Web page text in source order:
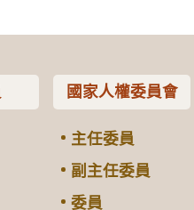
國家人權委員會
主任委員
副主任委員
委員